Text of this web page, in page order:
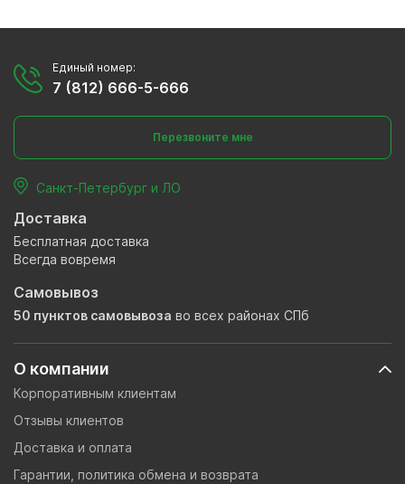
О компании
Корпоративным клиентам
Отзывы клиентов
Доставка и оплата
Гарантии, политика обмена и возврата
Единый номер:
7 (812) 666-5-666
Перезвоните мне
Санкт-Петербург и ЛО
Доставка
Бесплатная доставка
Всегда вовремя
Самовывоз
50 пунктов самовывоза во всех районах СПб